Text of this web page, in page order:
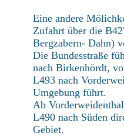
Eine andere
Zufahrt über die
Bergzabern- Dahn)
Die Bundesstraße
nach Birkenhördt,
L493 nach
Umgebung führt.
Ab
L490 nach Süden
Gebiet.